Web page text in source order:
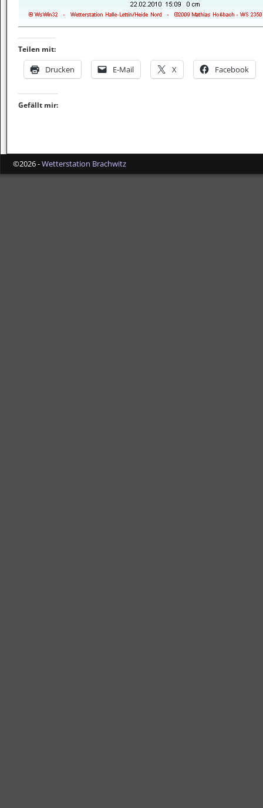
Teilen mit:
Drucken E-Mail X Facebook
Gefällt mir:
©2026 -Wetterstation Brachwitz